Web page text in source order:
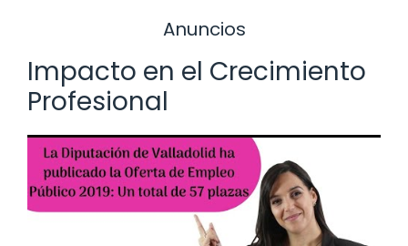
Anuncios
Impacto en el Crecimiento
Profesional